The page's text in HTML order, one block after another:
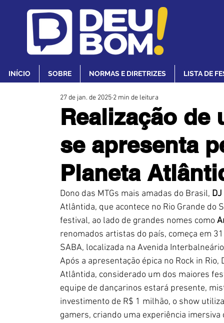
INÍCIO SOBRE NORMAS E DIRETRIZES LISTA DE
Realização de
se apresenta
Planeta
27 de jan. de 2025 2 min de leitura
Dono das MTGs mais amadas do Brasil, DJ
Atlântida, que acontece no Rio Grande
festival, ao lado de grandes nomes como
renomados artistas do país, começa em
SABA, localizada na Avenida
Após a apresentação épica no Rock in Rio,
Atlântida, considerado um dos maiores
equipe de dançarinos estará presente,
investimento de R$ 1 milhão, o show
gamers, criando uma experiência